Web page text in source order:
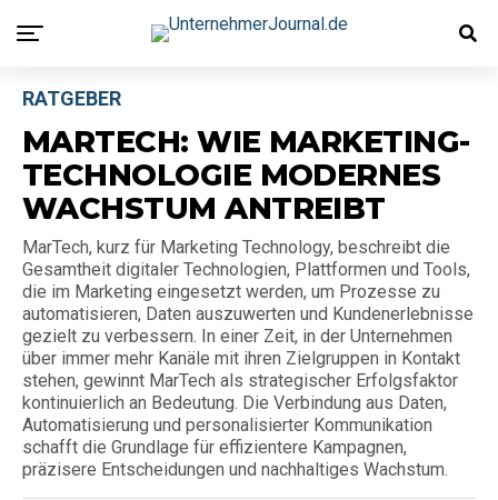
RATGEBER
MARTECH: WIE MARKETING-
TECHNOLOGIE MODERNES
WACHSTUM ANTREIBT
MarTech, kurz für Marketing Technology, beschreibt die
Gesamtheit digitaler Technologien, Plattformen und Tools,
die im Marketing eingesetzt werden, um Prozesse zu
automatisieren, Daten auszuwerten und Kundenerlebnisse
gezielt zu verbessern. In einer Zeit, in der Unternehmen
über immer mehr Kanäle mit ihren Zielgruppen in Kontakt
stehen, gewinnt MarTech als strategischer Erfolgsfaktor
kontinuierlich an Bedeutung. Die Verbindung aus Daten,
Automatisierung und personalisierter Kommunikation
schafft die Grundlage für effizientere Kampagnen,
präzisere Entscheidungen und nachhaltiges Wachstum.